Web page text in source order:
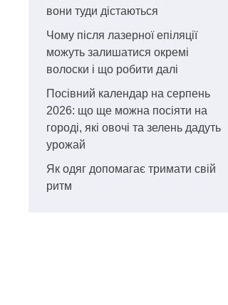
вони туди дістаються
Чому після лазерної епіляції
можуть залишатися окремі
волоски і що робити далі
Посівний календар на серпень
2026: що ще можна посіяти на
городі, які овочі та зелень дадуть
урожай
Як одяг допомагає тримати свій
ритм